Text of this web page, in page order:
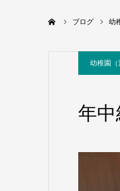
ブログ 幼
幼稚園（
年